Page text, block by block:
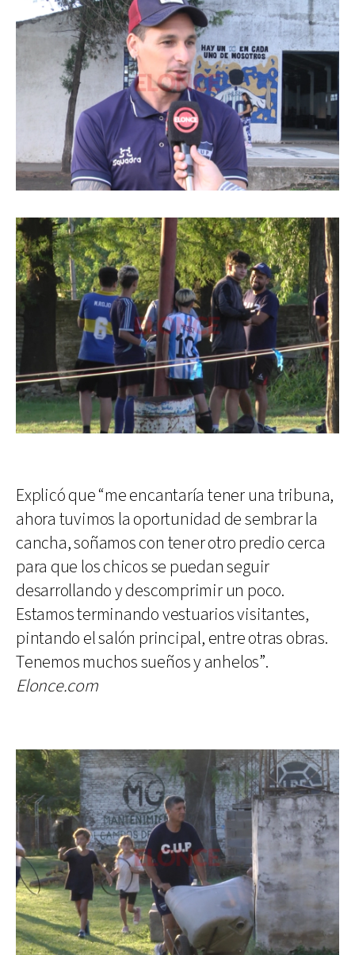
Explicó que “me encantaría tener una tribuna,
ahora tuvimos la oportunidad de sembrar la
cancha, soñamos con tener otro predio cerca
para que los chicos se puedan seguir
desarrollando y descomprimir un poco.
Estamos terminando vestuarios visitantes,
pintando el salón principal, entre otras obras.
Tenemos muchos sueños y anhelos”.
Elonce.com